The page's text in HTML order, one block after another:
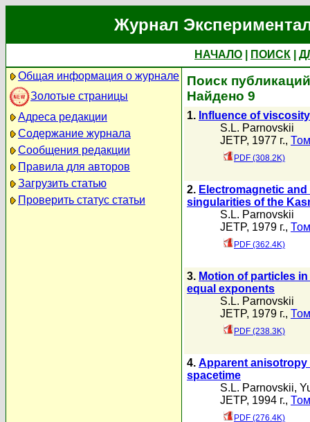
Журнал
НАЧАЛО ПОИСК
Общая информация о журнале
Золотые страницы
Адреса редакции
Содержание журнала
Сообщения редакции
Правила для авторов
Загрузить статью
Проверить статус статьи
Поиск
Найдено 9
1. Influence of
S.L. Parnovskii
JETP, 1977 г.,
PDF (308.2K)
2. Electromagnetic
singularities of the
S.L. Parnovskii
JETP, 1979 г.,
PDF (362.4K)
3. Motion of particles
equal exponents
S.L. Parnovskii
JETP, 1979 г.,
PDF (238.3K)
4. Apparent anisotropy
spacetime
S.L. Parnovskii,
JETP, 1994 г.,
PDF (276.4K)